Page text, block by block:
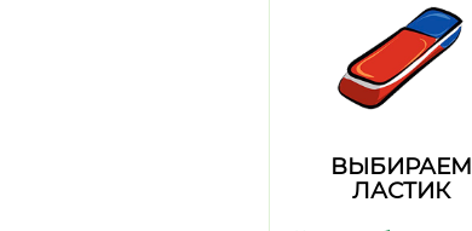
ВЫБИРАЕМ
ЛАСТИК